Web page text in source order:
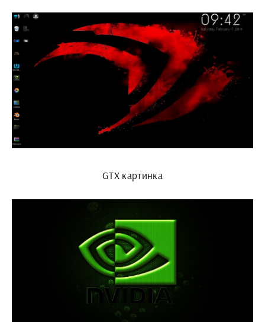
GTX картинка